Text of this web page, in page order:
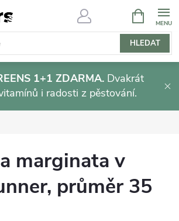
HLEDAT
NÁKUPNÍ
KOŠÍK
1+1 ZDARMA. Dvakrát
i radosti z pěstování.
marginata v
průměr 35